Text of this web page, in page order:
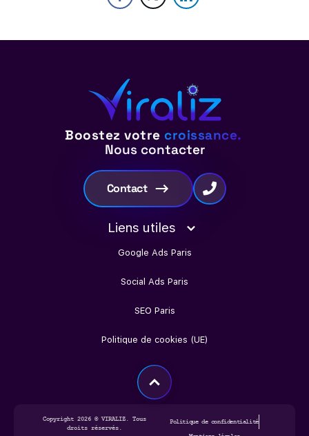
Boostez votre croissance.
Nous contacter
Contact
Liens utiles
Google Ads Paris
Social Ads Paris
SEO Paris
Politique de cookies (UE)
Copyright 2026 © VIRALIZ. Tous
droits réservés.
Politique de confidentialité